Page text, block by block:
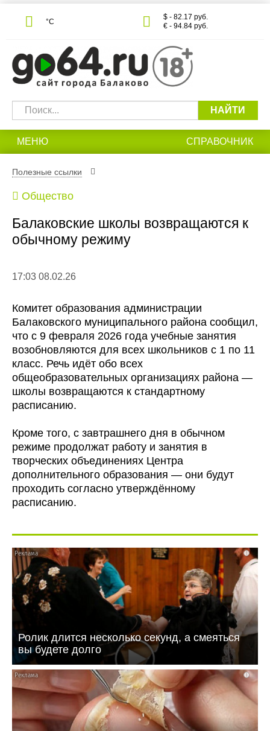
°С
$ - 82.17 руб.
€ - 94.84 руб.
НАЙТИ
МЕНЮ СПРАВОЧНИК
Полезные ссылки
Общество
Балаковские школы возвращаются к
обычному режиму
17:03 08.02.26
Комитет образования администрации
Балаковского муниципального района сообщил,
что с 9 февраля 2026 года учебные занятия
возобновляются для всех школьников с 1 по 11
класс. Речь идёт обо всех
общеобразовательных организациях района —
школы возвращаются к стандартному
расписанию.
Кроме того, с завтрашнего дня в обычном
режиме продолжат работу и занятия в
творческих объединениях Центра
дополнительного образования — они будут
проходить согласно утверждённому
расписанию.
i
Ролик длится несколько секунд, а смеяться
вы будете долго
i